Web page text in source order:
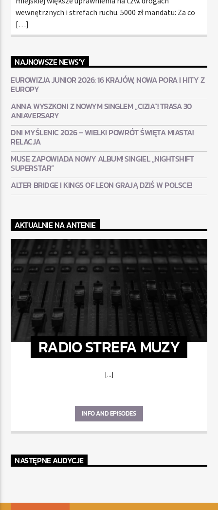
wewnętrznych i strefach ruchu. 5000 zł mandatu: Za co
[…]
NAJNOWSZE NEWS'Y
EUROWIZJA JUNIOR 2026: 16 KRAJÓW, NOWA PORA I HITY Z
EUROPY
ANNA WYSZKONI Z NOWYM SINGLEM „CIZIA”! TRASA 30
ANIAVERSARY
DNI MYŚLENIC 2026 – WIELKI POWRÓT ŚWIĘTA MIASTA!
RELACJA
MUSE ZAPOWIADA NOWY ALBUM! SINGIEL „NIGHTSHIFT
SUPERSTAR”
ALTER BRIDGE I KINGS OF LEON GRAJĄ DZIŚ W POLSCE!
AKTUALNIE NA ANTENIE
RADIO STREFA MUZY
[...]
INFO AND EPISODES
NASTĘPNE AUDYCJE